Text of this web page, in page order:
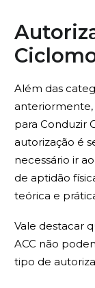
Além das
anteriormente,
para Conduzir
autorização é
necessário ir
de aptidão
teórica e
Vale destacar
ACC não
tipo de